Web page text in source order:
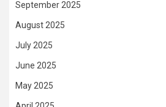
September 2025
August 2025
July 2025
June 2025
May 2025